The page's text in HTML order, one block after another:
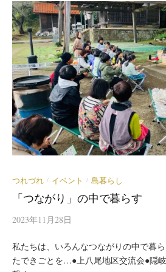
つれづれ / イベント / 島暮らし
「つながり」の中で暮らす
2023年11月28日
私たちは、いろんなつながりの中で暮
たできごとを…●上八尾地区交流会●隠